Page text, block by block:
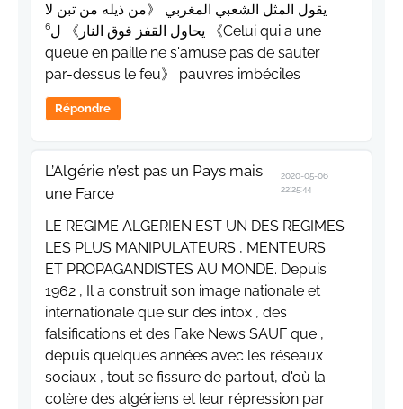
يقول المثل الشعبي المغربي 《من ذيله من تبن لا
يحاول القفز فوق النار》 ل⁶ 《Celui qui a une
queue en paille ne s'amuse pas de sauter
par-dessus le feu》 pauvres imbéciles
Répondre
L’Algérie n’est pas un Pays mais
une Farce
2020-05-06
22:25:44
LE REGIME ALGERIEN EST UN DES REGIMES
LES PLUS MANIPULATEURS , MENTEURS
ET PROPAGANDISTES AU MONDE. Depuis
1962 , Il a construit son image nationale et
internationale que sur des intox , des
falsifications et des Fake News SAUF que ,
depuis quelques années avec les réseaux
sociaux , tout se fissure de partout, d'où la
colère des algériens et leur répression par